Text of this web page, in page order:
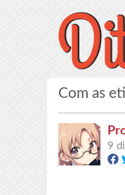
Com as
9